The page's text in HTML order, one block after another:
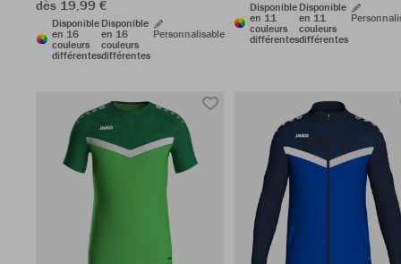
dès 19,99 €
Disponible
en 16
couleurs
différentes
Disponible
en 16
couleurs
différentes
Personnalisable
Disponible
en 11
couleurs
différentes
Disponible
en 11
couleurs
différentes